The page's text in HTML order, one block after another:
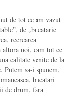
de tot ce am vazut
de „bucatarie
recrearea,
altora noi, cam tot ce
calitate venite de la
Putem sa-i spunem,
bucatari
de drum, fara